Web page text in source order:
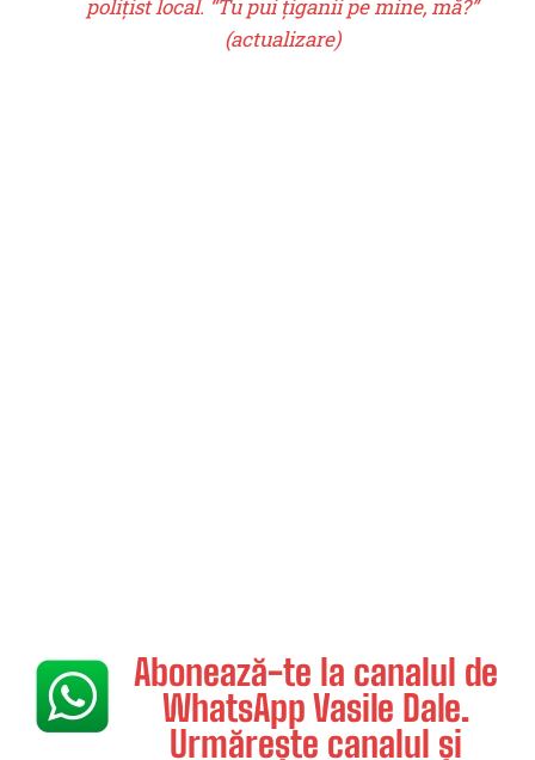
poliţist local. “Tu pui țiganii pe mine, mă?”
(actualizare)
Abonează-te la canalul de
WhatsApp Vasile Dale.
Urmărește canalul și